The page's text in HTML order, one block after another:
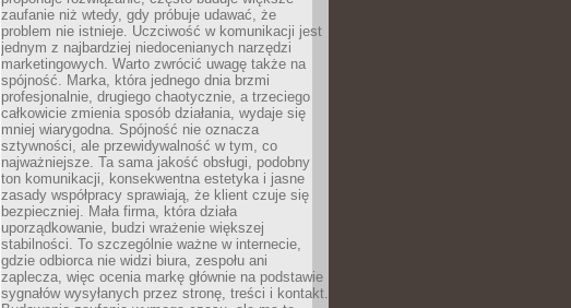
zaufanie niż wtedy, gdy próbuje udawać, że
problem nie istnieje. Uczciwość w komunikacji jest
jednym z najbardziej niedocenianych narzędzi
marketingowych. Warto zwrócić uwagę także na
spójność. Marka, która jednego dnia brzmi
profesjonalnie, drugiego chaotycznie, a trzeciego
całkowicie zmienia sposób działania, wydaje się
mniej wiarygodna. Spójność nie oznacza
sztywności, ale przewidywalność w tym, co
najważniejsze. Ta sama jakość obsługi, podobny
ton komunikacji, konsekwentna estetyka i jasne
zasady współpracy sprawiają, że klient czuje się
bezpieczniej. Mała firma, która działa
uporządkowanie, budzi wrażenie większej
stabilności. To szczególnie ważne w internecie,
gdzie odbiorca nie widzi biura, zespołu ani
zaplecza, więc ocenia markę głównie na podstawie
sygnałów wysyłanych przez stronę, treści i kontakt.